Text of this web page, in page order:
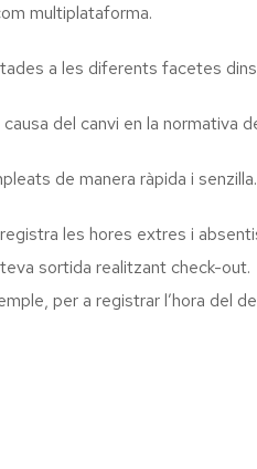
multiplataforma.
a les diferents facetes dins
causa del canvi en la normativa
de manera ràpida i senzilla.
les hores extres i
sortida realitzant check-out.
per a registrar l’hora del